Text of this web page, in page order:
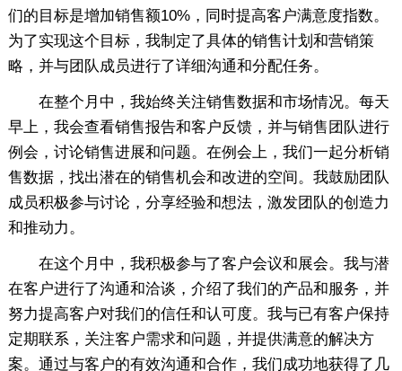
们的目标是增加销售额10%，同时提高客户满意度指数。
为了实现这个目标，我制定了具体的销售计划和营销策
略，并与团队成员进行了详细沟通和分配任务。
在整个月中，我始终关注销售数据和市场情况。每天
早上，我会查看销售报告和客户反馈，并与销售团队进行
例会，讨论销售进展和问题。在例会上，我们一起分析销
售数据，找出潜在的销售机会和改进的空间。我鼓励团队
成员积极参与讨论，分享经验和想法，激发团队的创造力
和推动力。
在这个月中，我积极参与了客户会议和展会。我与潜
在客户进行了沟通和洽谈，介绍了我们的产品和服务，并
努力提高客户对我们的信任和认可度。我与已有客户保持
定期联系，关注客户需求和问题，并提供满意的解决方
案。通过与客户的有效沟通和合作，我们成功地获得了几